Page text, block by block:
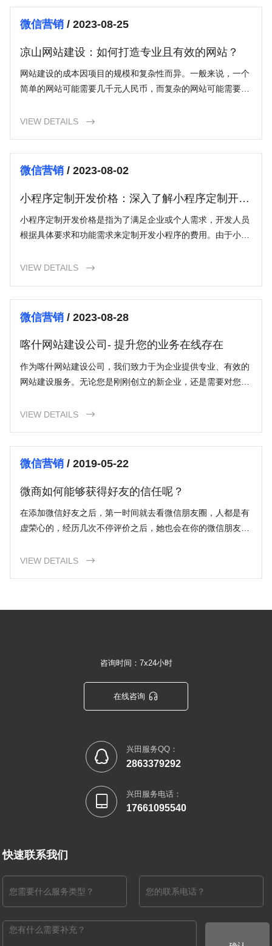
微信营销/ 2023-08-25
凉山网站建设：如何打造专业且有效的网站？
网站建设的成本因项目的规模和复杂性而异。一般来说，一个
简单的网站可能需要几千元人民币，而复杂的网站可能需要几
VIEW DETAILS

微信营销/ 2023-08-02
小程序定制开发价格：深入了解小程序定制开发
的费用
小程序定制开发价格是指为了满足企业或个人需求，开发人员
根据具体要求和功能需求来定制开发小程序的费用。由于小程
程序来满足自身需求。
VIEW DETAILS 
微信营销/ 2023-08-28
喀什网站建设公司- 提升您的业务在线存在
作为喀什网站建设公司，我们致力于为企业提供专业、有效的
网站建设服务。无论您是刚刚创立的新企业，还是需要对您现
与我们合作，您将获得一个高质量、具有独特品牌形象的网
VIEW DETAILS 
微信营销/ 2019-05-22
微商如何能够获得好友的信任呢？
在添加微信好友之后，第一时间就去看微信朋友圈，人都是有
虚荣心的，经历几次不停评价之后，她也会在你的微信朋友圈
有口味和独
VIEW DETAILS 
咨询时间：7x24小时
在线咨询 
 兴田服务QQ：
2863379292
 兴田服务电话：
17661095540
快速联系我们